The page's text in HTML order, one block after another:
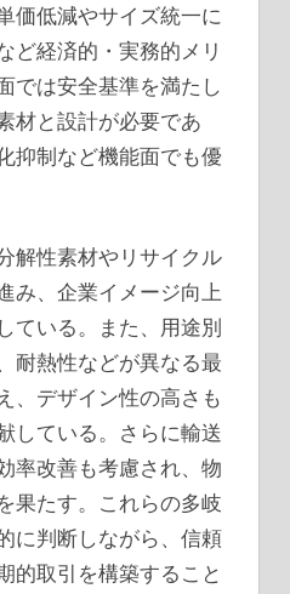
価低減やサイズ統一に
ど経済的・実務的メリ
では安全基準を満たし
材と設計が必要であ
抑制など機能面でも優
解性素材やリサイクル
み、企業イメージ向上
ている。また、用途別
耐熱性などが異なる最
、デザイン性の高さも
している。さらに輸送
率改善も考慮され、物
果たす。これらの多岐
に判断しながら、信頼
的取引を構築すること